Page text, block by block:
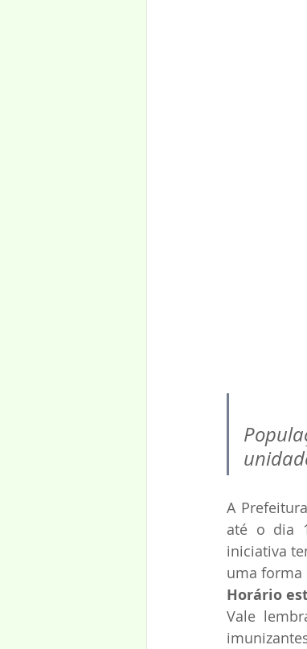
A
até o dia
iniciativa
uma forma
Horário
Vale